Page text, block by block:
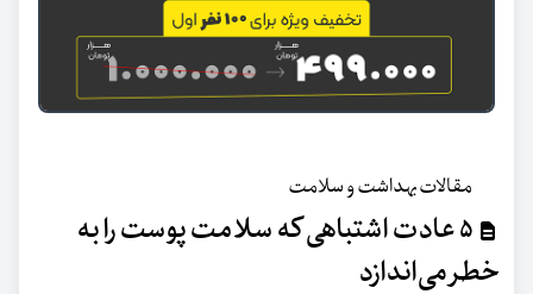
مقالات بهداشت و سلامت
۵ عادت اشتباهی که سلامت پوست را به
خطر می‌اندازد